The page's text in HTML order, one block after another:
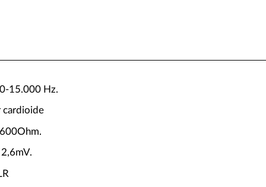
15.000 Hz.
cardioide